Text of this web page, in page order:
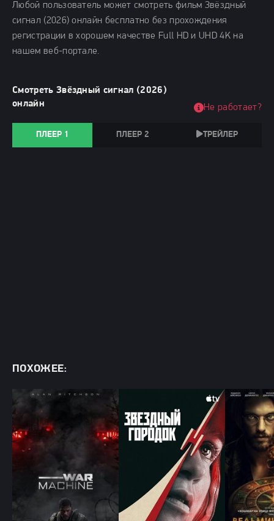
Любой пользователь может смотреть фильм Звёздный
сигнал (2026) онлайн бесплатно без прохождения
регистрации в хорошем качестве Full HD и UHD 4K на
нашем веб-портале.
Смотреть Звёздный сигнал (2026)
онлайн
ПЛЕЕР 1 ПЛЕЕР 2 ТРЕЙЛЕР
Не работает?
ПОХОЖЕЕ: